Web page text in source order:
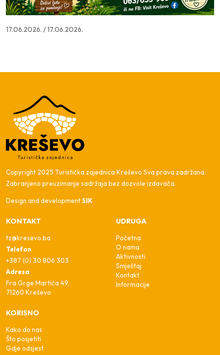
17.06.2026. /17.06.2026.
Copyright 2025 Turistička zajednica Kreševo Sva prava zadržana.
Zabranjeno preuzimanje sadržaja bez dozvole izdavača.
Design and developmentSIK
KONTAKT
tz@kresevo.ba
Telefon
+387 (0) 30 806 303
Adresa
Fra Grge Martića 49,
71260 Kreševo
UDRUGA
Početna
O nama
Aktivnosti
Smještaj
Kontakt
Informacije
KORISNO
Kako do nas
Što posjetiti
Gdje odsjest